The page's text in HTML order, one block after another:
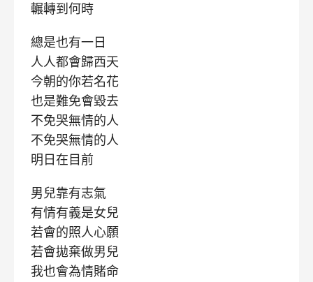
輾轉到何時
總是也有一日
人人都會歸西天
今朝的你若名花
也是難免會毀去
不免哭無情的人
不免哭無情的人
明日在目前
男兒靠有志氣
有情有義是女兒
若會的照人心願
若會拋棄做男兒
我也會為情賭命